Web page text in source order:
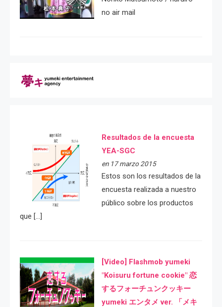
no air mail
Resultados de la encuesta
YEA-SGC
en 17 marzo 2015
Estos son los resultados de la
encuesta realizada a nuestro
público sobre los productos
que […]
[Video] Flashmob yumeki
"Koisuru fortune cookie" 恋
するフォーチュンクッキー
yumeki エンタメ ver. 「メキ